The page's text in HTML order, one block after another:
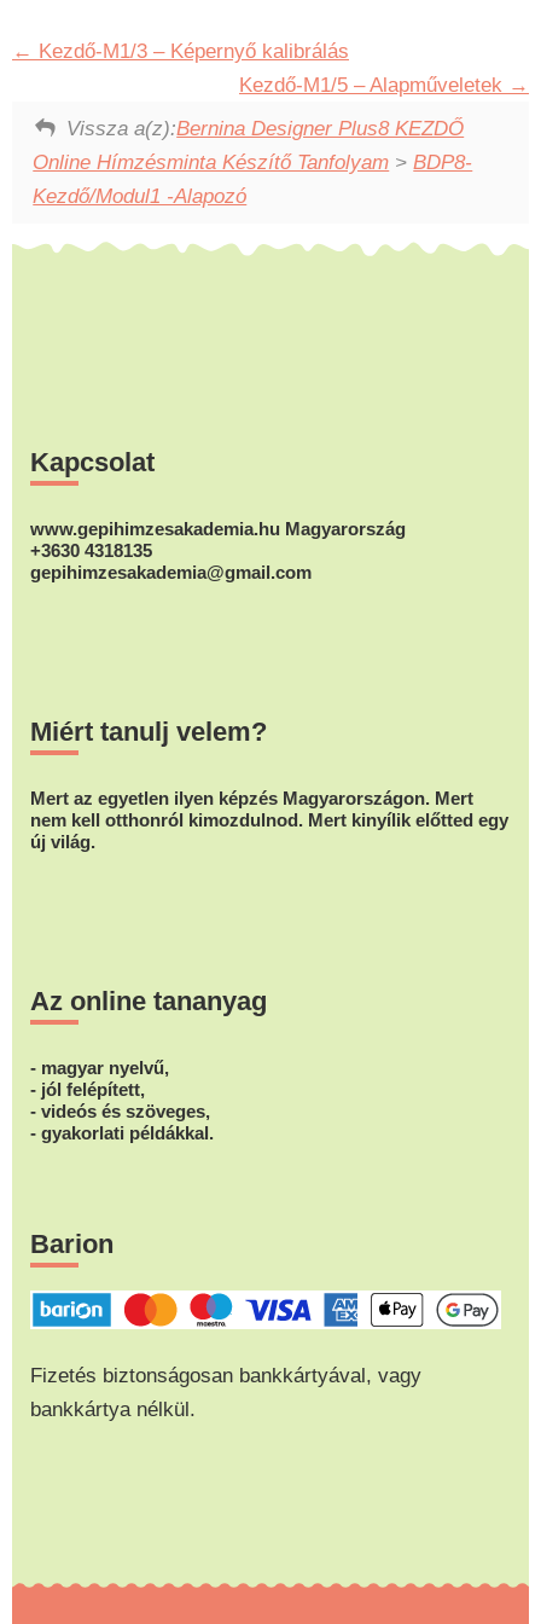
Kezdő-M1/3 – Képernyő kalibrálás
Kezdő-M1/5 – Alapműveletek
Vissza a(z):Bernina Designer Plus8 KEZDŐ
Online Hímzésminta Készítő Tanfolyam >BDP8-
Kezdő/Modul1 -Alapozó
Kapcsolat
www.gepihimzesakademia.hu Magyarország
+3630 4318135
gepihimzesakademia@gmail.com
Miért tanulj velem?
Mert az egyetlen ilyen képzés Magyarországon. Mert
nem kell otthonról kimozdulnod. Mert kinyílik előtted egy
új világ.
Az online tananyag
- magyar nyelvű,
- jól felépített,
- videós és szöveges,
- gyakorlati példákkal.
Barion
Fizetés biztonságosan bankkártyával, vagy
bankkártya nélkül.